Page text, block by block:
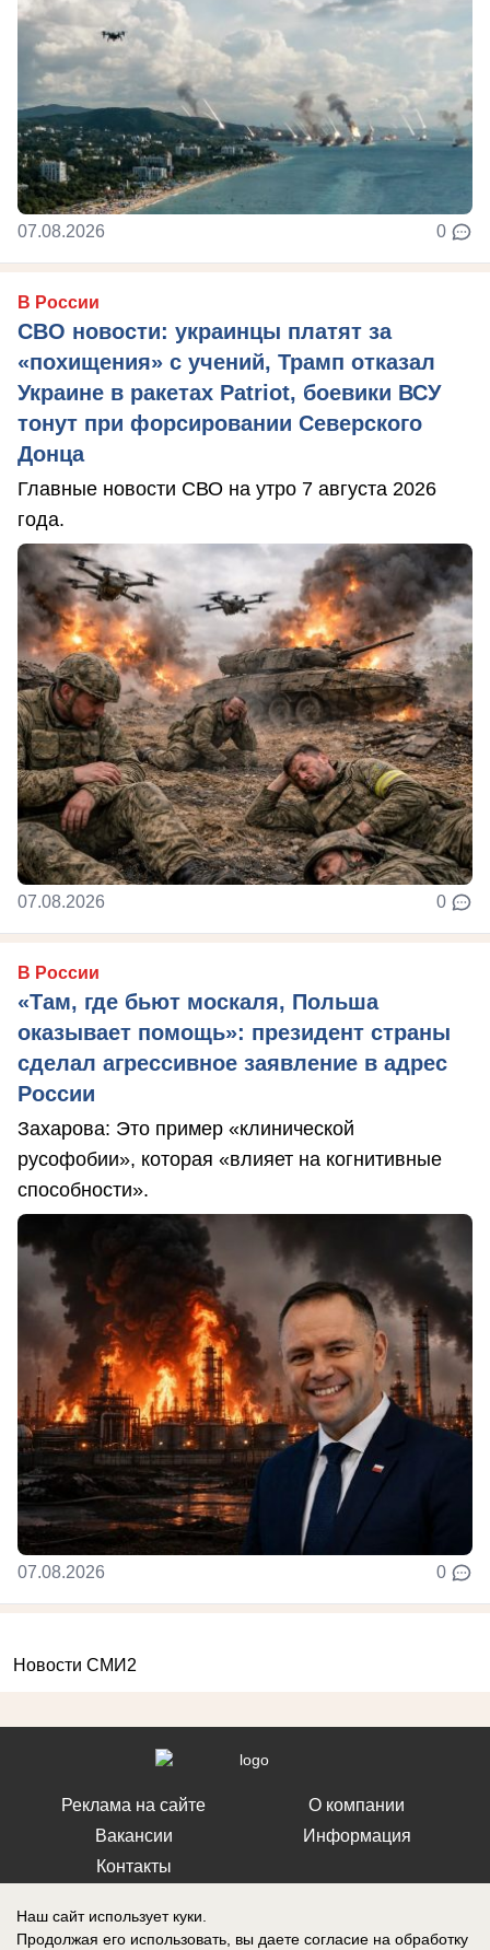
07.08.2026 0
В России
СВО новости: украинцы платят за
«похищения» с учений, Трамп отказал
Украине в ракетах Patriot, боевики ВСУ
тонут при форсировании Северского
Донца
Главные новости СВО на утро 7 августа 2026
года.
07.08.2026 0
В России
«Там, где бьют москаля, Польша
оказывает помощь»: президент страны
сделал агрессивное заявление в адрес
России
Захарова: Это пример «клинической
русофобии», которая «влияет на когнитивные
способности».
07.08.2026 0
Новости СМИ2
Реклама на сайте
Вакансии
Контакты
О компании
Информация
Наш сайт использует куки.
Продолжая его использовать, вы даете согласие на обработку